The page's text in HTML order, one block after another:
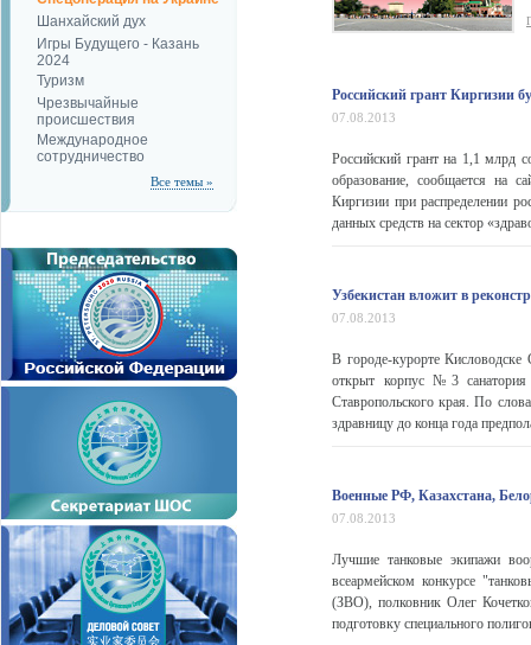
Шанхайский дух
Игры Будущего - Казань
2024
Туризм
Чрезвычайные
происшествия
Международное
сотрудничество
Все темы »
Российский грант Киргизии
07.08.2013
Российский грант на 1,1 млрд
образование, сообщается на
Киргизии при распределении
данных средств на сектор
Узбекистан вложит в
07.08.2013
В городе-курорте Кисловодске
открыт корпус №3
Ставропольского края. По
здравницу до конца года
Военные РФ, Казахстана,
07.08.2013
Лучшие танковые экипажи
всеармейском конкурсе
(ЗВО), полковник Олег
подготовку специального